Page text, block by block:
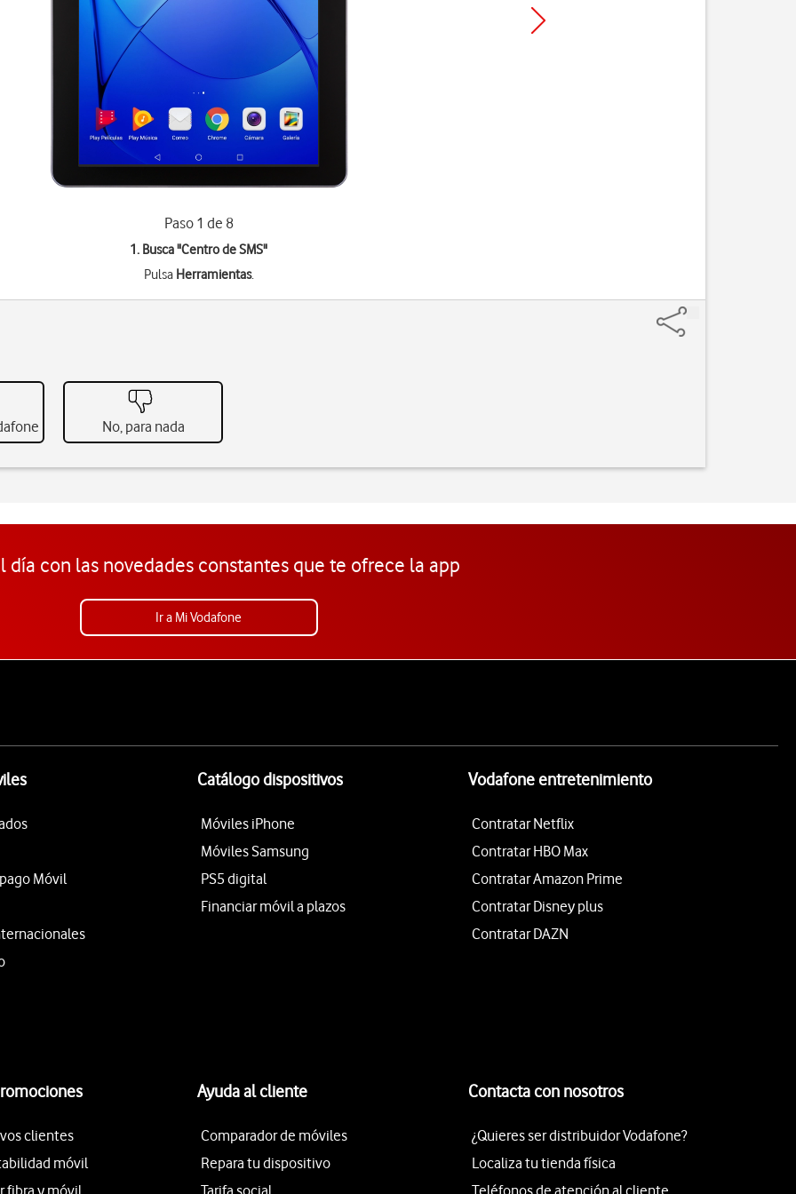
Paso 1 de 8
1. Busca "Centro de SMS"
Pulsa Herramientas.
No, para nada
día con las novedades constantes que te ofrece la app
Ir a Mi Vodafone
Móvil
Catálogo dispositivos
Móviles iPhone
Móviles Samsung
PS5 digital
Financiar móvil a plazos
Vodafone entretenimiento
Contratar Netflix
Contratar HBO Max
Contratar Amazon Prime
Contratar Disney plus
Contratar DAZN
clientes
móvil
fibra y móvil
Ayuda al cliente
Comparador de móviles
Repara tu dispositivo
Tarifa social
Contacta con nosotros
¿Quieres ser distribuidor Vodafone?
Localiza tu tienda física
Teléfonos de atención al cliente